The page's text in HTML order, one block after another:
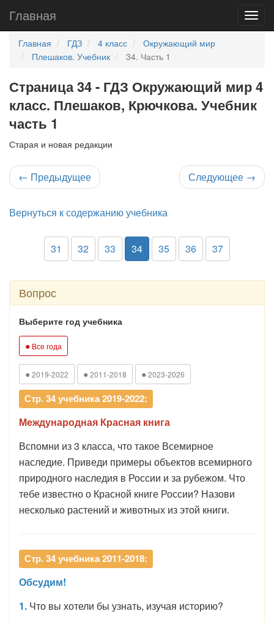
Главная
Главная ГДЗ 4 класс
Окружающий мир
Плешаков. Учебник
34. Часть 1
Страница 34 - ГДЗ Окружающий мир 4
класс. Плешаков, Крючкова. Учебник
часть 1
Старая и новая редакции
← Предыдущее Следующее →
Вернуться к содержанию учебника
31 32 33 34 35 36 37
Вопрос
Выберите год учебника
● Все года
● 2019-2022 ● 2011-2018 ● 2023-2026
Стр. 34 учебника 2019-2022:
Международная Красная книга
Вспомни из 3 класса, что такое Всемирное
наследие. Приведи примеры объектов всемирного
природного наследия в России и за рубежом. Что
тебе известно о Красной книге России? Назови
несколько растений и животных из этой книги.
Стр. 34 учебника 2011-2018:
Обсудим!
1. Что вы хотели бы узнать, изучая историю?